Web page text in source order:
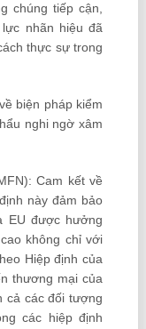
chúng tiếp cận,
nhãn hiệu đã
thực sự trong
biện pháp kiểm
nghi ngờ xâm
Cam kết về
này đảm bảo
EU được hưởng
không chỉ với
Hiệp định của
thương mại của
cả các đối tượng
các hiệp định